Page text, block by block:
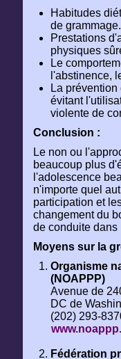
Habitudes
de grammage.
Prestations
physiques
Le
l'abstinence,
La
évitant
violente de
Conclusion :
Le non ou
beaucoup plus
l'adolescence
n'importe quel
participation et
changement du
de conduite
Moyens sur la
Organisme
(NOAPPP)
Avenue de
DC de
(202) 293-
Fédération